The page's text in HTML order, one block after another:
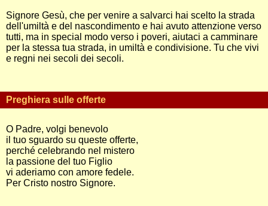
Signore Gesù, che per venire a salvarci hai scelto la strada
dell'umiltà e del nascondimento e hai avuto attenzione verso
tutti, ma in special modo verso i poveri, aiutaci a camminare
per la stessa tua strada, in umiltà e condivisione. Tu che vivi
e regni nei secoli dei secoli.
Preghiera sulle offerte
O Padre, volgi benevolo
il tuo sguardo su queste offerte,
perché celebrando nel mistero
la passione del tuo Figlio
vi aderiamo con amore fedele.
Per Cristo nostro Signore.